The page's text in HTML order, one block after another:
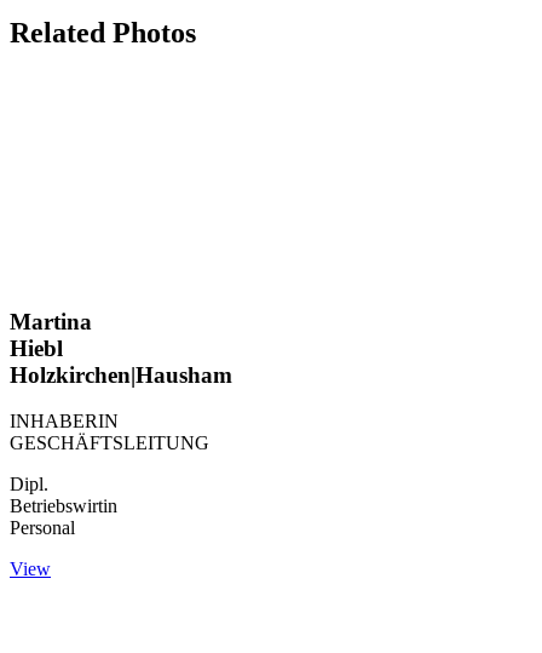
Related Photos
Martina
Hiebl
Holzkirchen|Hausham
INHABERIN
GESCHÄFTSLEITUNG
Dipl.
Betriebswirtin
Personal
View